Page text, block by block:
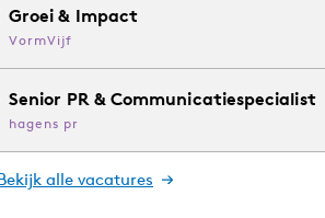
Groei & Impact
VormVijf
Senior PR & Communicatiespecialist
hagens pr
alle vacatures